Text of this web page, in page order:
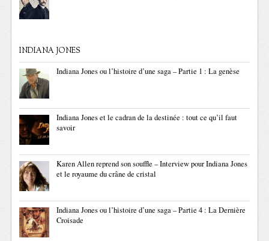
INDIANA JONES
Indiana Jones ou l’histoire d’une saga – Partie 1 : La genèse
Indiana Jones et le cadran de la destinée : tout ce qu’il faut
savoir
Karen Allen reprend son souffle – Interview pour Indiana Jones
et le royaume du crâne de cristal
Indiana Jones ou l’histoire d’une saga – Partie 4 : La Dernière
Croisade